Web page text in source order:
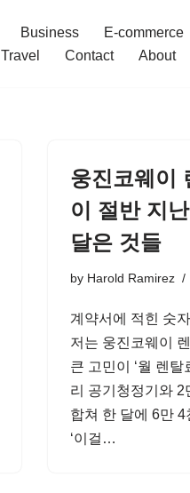
Business E-commerce
Travel Contact About
웅진코웨이
이 절반 지
달은 것들
by Harold Ramirez
계약서에 적힌 숫
저는 웅진코웨이
큰 고민이 ‘월 렌
리 공기청정기와 2
합쳐 한 달에 6만
‘이걸…